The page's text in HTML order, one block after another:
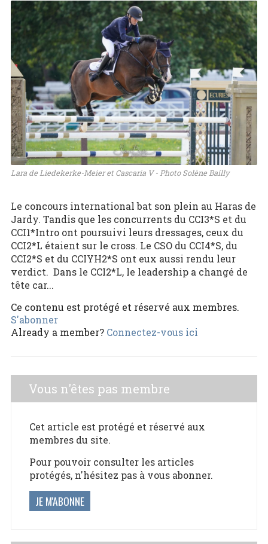
Lara de Liedekerke-Meier et Cascaria V - Photo Solène Bailly
Le concours international bat son plein au Haras de
Jardy. Tandis que les concurrents du CCI3*S et du
CCI1*Intro ont poursuivi leurs dressages, ceux du
CCI2*L étaient sur le cross. Le CSO du CCI4*S, du
CCI2*S et du CCIYH2*S ont eux aussi rendu leur
verdict. Dans le CCI2*L, le leadership a changé de
tête car...
Ce contenu est protégé et réservé aux membres.
S'abonner
Already a member? Connectez-vous ici
Vous n'êtes pas membre
Cet article est protégé et réservé aux
membres du site.
Pour pouvoir consulter les articles
protégés, n'hésitez pas à vous abonner.
JE M'ABONNE